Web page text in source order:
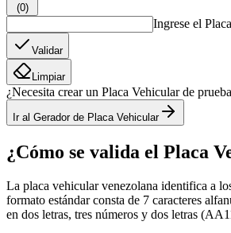
(0)
Ingrese el
Validar
Limpiar
¿Necesita crear un Placa Vehicular de
Ir al Gerador de Placa Vehicular
¿Cómo se valida el Placa
La placa vehicular venezolana identifica a
formato estándar consta de 7 caracteres
en dos letras, tres números y dos letras